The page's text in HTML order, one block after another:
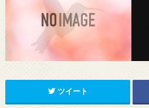
ツイート